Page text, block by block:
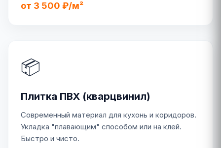
от 3 500 ₽/м²
📦
Плитка ПВХ (кварцвинил)
Современный материал для кухонь и коридоров.
Укладка "плавающим" способом или на клей.
Быстро и чисто.